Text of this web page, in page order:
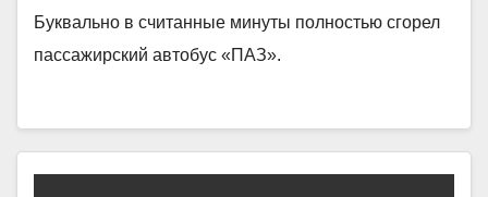
Буквально в считанные минуты полностью сгорел
пассажирский автобус «ПАЗ».